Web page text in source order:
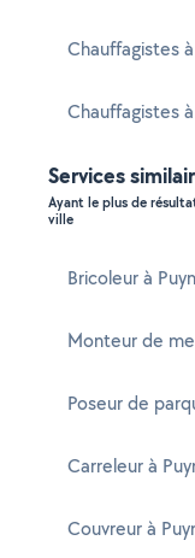
Chauffagistes
Chauffagistes
Services
Ayant le plus de
ville
Bricoleur à
Monteur de
Poseur de
Carreleur à
Couvreur à